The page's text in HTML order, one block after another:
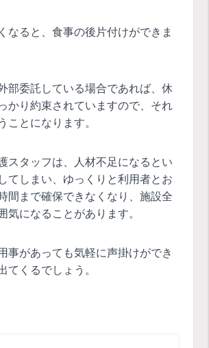
なると、食事の後片付けができま
部委託している場合であれば、休
かり約束されていますので、それ
ことになります。
スタッフは、人材不足になるとい
てしまい、ゆっくりと利用者とお
間まで確保できなくなり、施設全
気になることがあります。
事があっても気軽に声掛けができ
てくるでしょう。